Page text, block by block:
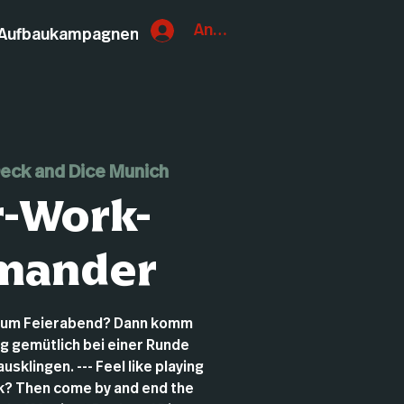
Anmelden
and Dice Munich
Feierabend? Dann komm
gemütlich bei einer Runde
--- Feel like playing
Then come by and end the